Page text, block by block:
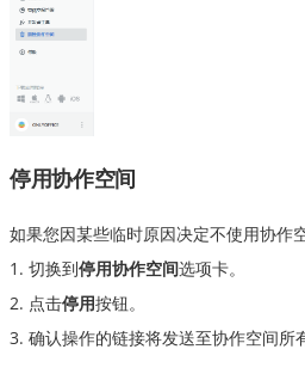
停用协作空间
如果您因某些临时原因决定不使用协作
切换到停用协作空间选项卡。
点击停用按钮。
确认操作的链接将发送至协作空间